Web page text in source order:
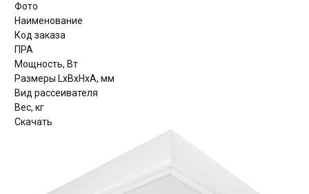
Фото
Наименование
Код заказа
ПРА
Мощность, Вт
Размеры LxBxHхА, мм
Вид рассеивателя
Вес, кг
Скачать